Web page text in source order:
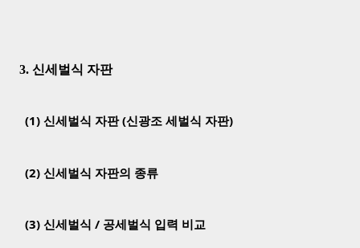
3. 신세벌식 자판
(1) 신세벌식 자판 (신광조 세벌식 자판)
(2) 신세벌식 자판의 종류
(3) 신세벌식 / 공세벌식 입력 비교